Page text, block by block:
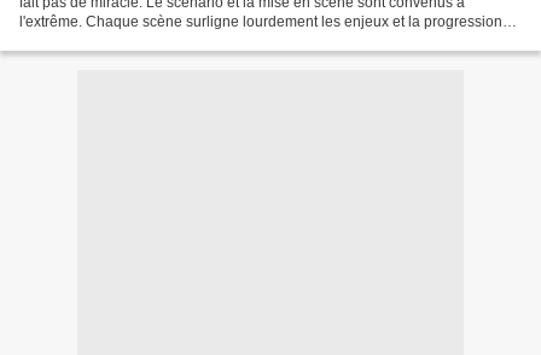
l'extrême. Chaque scène surligne lourdement les enjeux et la progression